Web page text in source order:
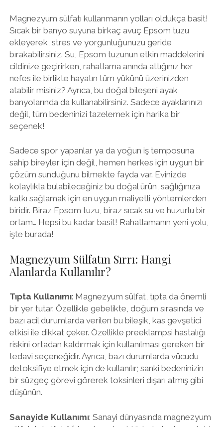
Magnezyum sülfatı kullanmanın yolları oldukça basit!
Sıcak bir banyo suyuna birkaç avuç Epsom tuzu
ekleyerek, stres ve yorgunluğunuzu geride
bırakabilirsiniz. Su, Epsom tuzunun etkin maddelerini
cildinize geçirirken, rahatlama anında attığınız her
nefes ile birlikte hayatın tüm yükünü üzerinizden
atabilir misiniz? Ayrıca, bu doğal bileşeni ayak
banyolarında da kullanabilirsiniz. Sadece ayaklarınızı
değil, tüm bedeninizi tazelemek için harika bir
seçenek!
Sadece spor yapanlar ya da yoğun iş temposuna
sahip bireyler için değil, hemen herkes için uygun bir
çözüm sunduğunu bilmekte fayda var. Evinizde
kolaylıkla bulabileceğiniz bu doğal ürün, sağlığınıza
katkı sağlamak için en uygun maliyetli yöntemlerden
biridir. Biraz Epsom tuzu, biraz sıcak su ve huzurlu bir
ortam… Hepsi bu kadar basit! Rahatlamanın yeni yolu,
işte burada!
Magnezyum Sülfatın Sırrı: Hangi
Alanlarda Kullanılır?
Tıpta Kullanımı: Magnezyum sülfat, tıpta da önemli
bir yer tutar. Özellikle gebelikte, doğum sırasında ve
bazı acil durumlarda verilen bu bileşik, kas gevşetici
etkisi ile dikkat çeker. Özellikle preeklampsi hastalığı
riskini ortadan kaldırmak için kullanılması gereken bir
tedavi seçeneğidir. Ayrıca, bazı durumlarda vücudu
detoksifiye etmek için de kullanılır; sanki bedeninizin
bir süzgeç görevi görerek toksinleri dışarı atmış gibi
düşünün.
Sanayide Kullanımı: Sanayi dünyasında magnezyum